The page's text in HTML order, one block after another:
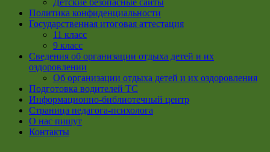
Детские безопасные сайты
Политика конфиденциальности
Государственная итоговая аттестация
11 класс
9 класс
Сведения об организации отдыха детей и их
оздоровлении
Об организации отдыха детей и их оздоровления
Подготовка водителей ТС
Информационно-библиотечный центр
Страница педагога-психолога
О нас пишут
Контакты